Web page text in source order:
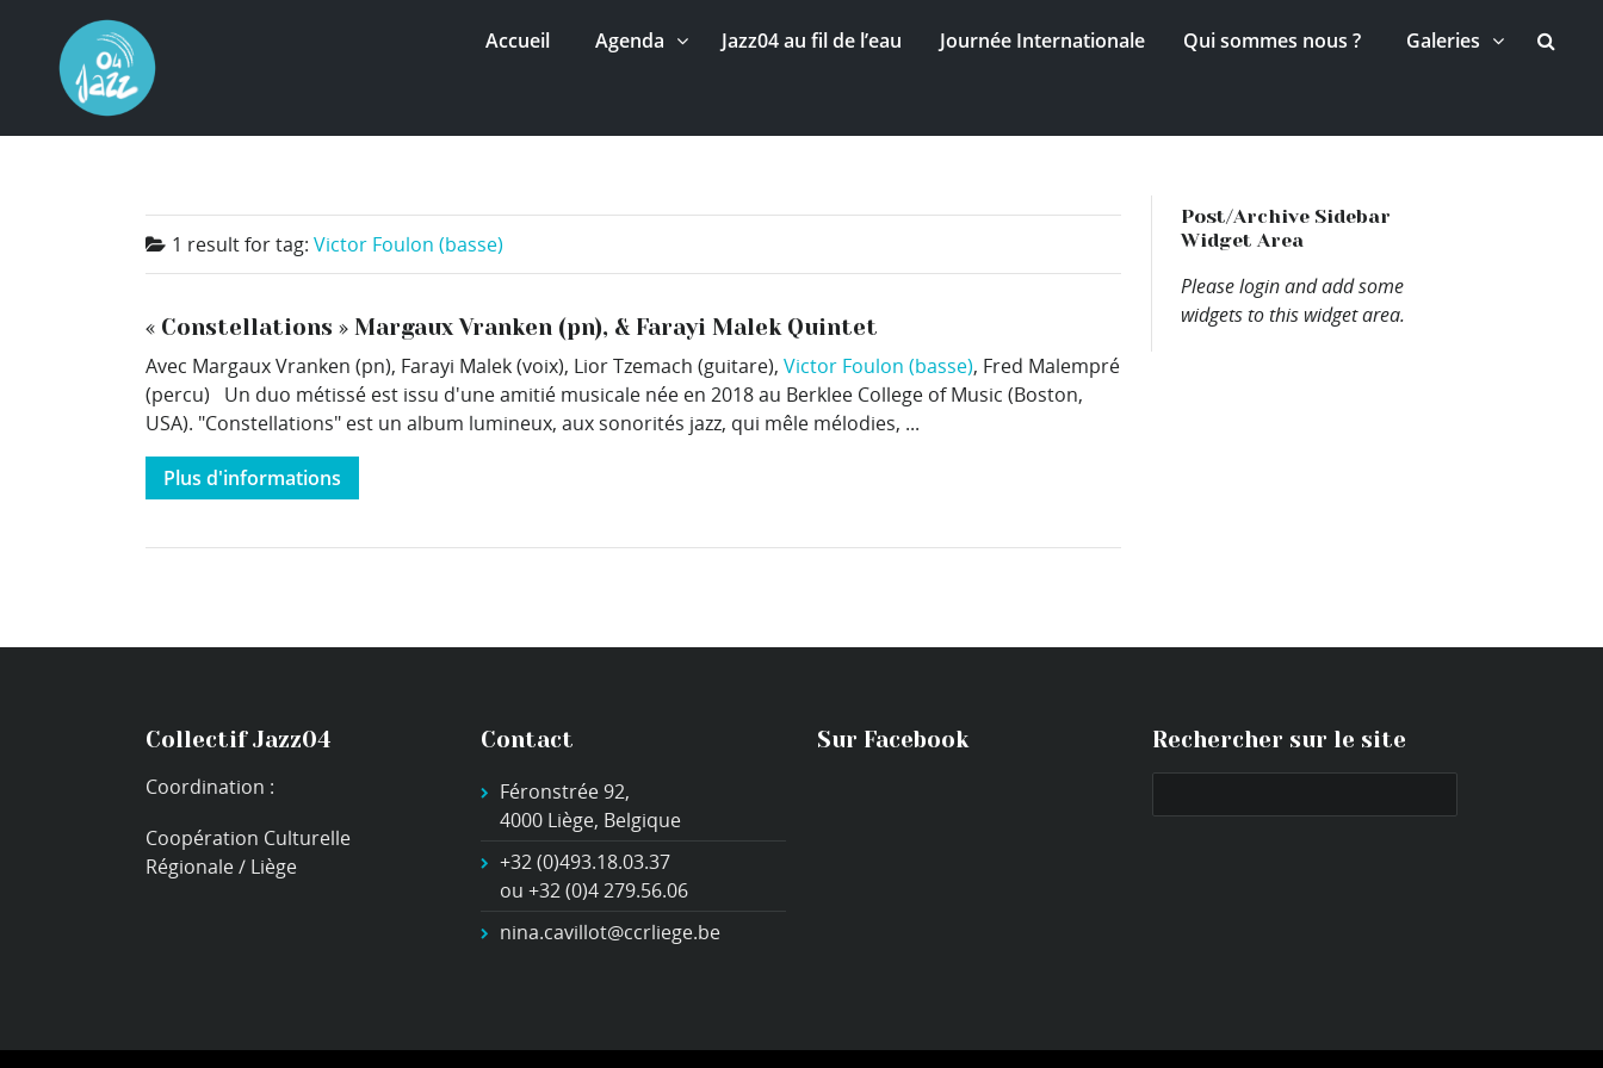
Accueil Agenda Jazz04 au fil de l’eau Journée Internationale Qui sommes nous ? Galeries
1 result fortag: Victor Foulon (basse)
« Constellations » Margaux Vranken (pn), & Farayi Malek Quintet
Avec Margaux Vranken (pn), Farayi Malek (voix), Lior Tzemach (guitare), Victor Foulon (basse), Fred Malempré
(percu) Un duo métissé est issu d'une amitié musicale née en 2018 au Berklee College of Music (Boston,
USA). "Constellations" est un album lumineux, aux sonorités jazz, qui mêle mélodies, ...
Plus d'informations
Post/Archive Sidebar
Widget Area
Please login and add some
widgets to this widget area.
Collectif Jazz04
Coordination :
Coopération Culturelle
Régionale / Liège
Contact
Féronstrée 92,
4000 Liège, Belgique
+32 (0)493.18.03.37
ou +32 (0)4 279.56.06
nina.cavillot@ccrliege.be
Sur Facebook Rechercher sur le site